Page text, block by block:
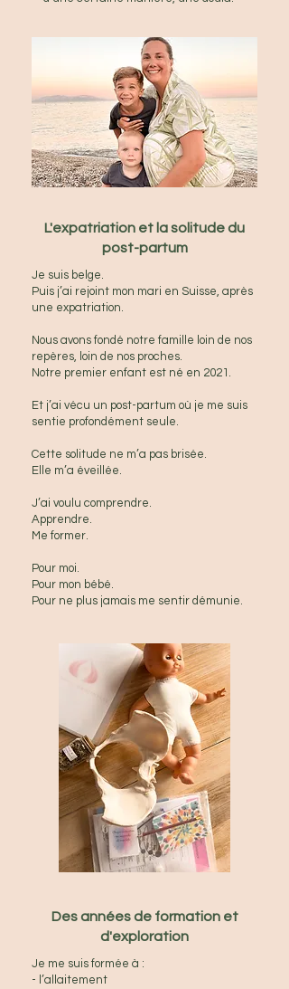
L'expatriation et la solitude du
post-partum
Je suis belge.
Puis j’ai rejoint mon mari en Suisse, après
une expatriation.
Nous avons fondé notre famille loin de nos
repères, loin de nos proches.
Notre premier enfant est né en 2021.
Et j’ai vécu un post-partum où je me suis
sentie profondément seule.
Cette solitude ne m’a pas brisée.
Elle m’a éveillée.
J’ai voulu comprendre.
Apprendre.
Me former.
Pour moi.
Pour mon bébé.
Pour ne plus jamais me sentir démunie.
Des années de formation et
d'exploration
Je me suis formée à :
- l’allaitement